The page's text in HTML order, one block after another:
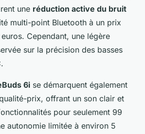
une réduction active du bruit
multi-point Bluetooth à un prix
Cependant, une légère
sur la précision des basses
6i se démarquent également
prix, offrant un son clair et
pour seulement 99
autonomie limitée à environ 5